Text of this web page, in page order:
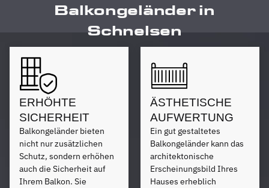
Balkongeländer in
Schnelsen
ERHÖHTE
SICHERHEIT
Balkongeländer bieten
nicht nur zusätzlichen
Schutz, sondern erhöhen
auch die Sicherheit auf
Ihrem Balkon. Sie
ÄSTHETISCHE
AUFWERTUNG
Ein gut gestaltetes
Balkongeländer kann das
architektonische
Erscheinungsbild Ihres
Hauses erheblich